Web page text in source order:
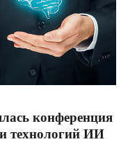
конференция
технологий ИИ